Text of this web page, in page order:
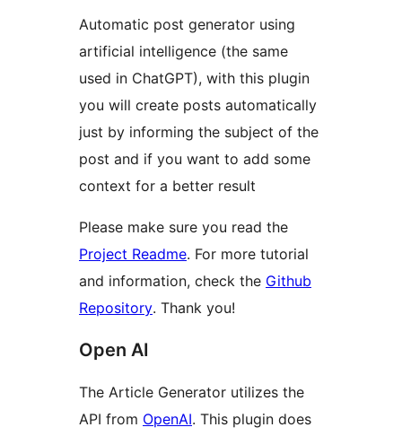
Automatic post generator using
artificial intelligence (the same
used in ChatGPT), with this plugin
you will create posts automatically
just by informing the subject of the
post and if you want to add some
context for a better result
Please make sure you read the
Project Readme. For more tutorial
and information, check the Github
Repository. Thank you!
Open AI
The Article Generator utilizes the
API from OpenAI. This plugin does